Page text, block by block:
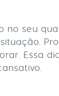
no seu
Essa